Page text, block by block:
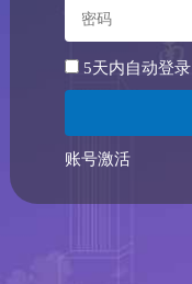
5天内自动登录
账号激活